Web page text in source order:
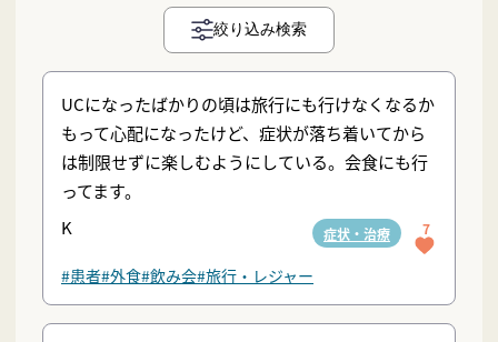
絞り込み検索
UCになったばかりの頃は旅行にも行けなくなるか
もって心配になったけど、症状が落ち着いてから
は制限せずに楽しむようにしている。会食にも行
ってます。
K
症状・治療 7
#患者#外食#飲み会#旅行・レジャー